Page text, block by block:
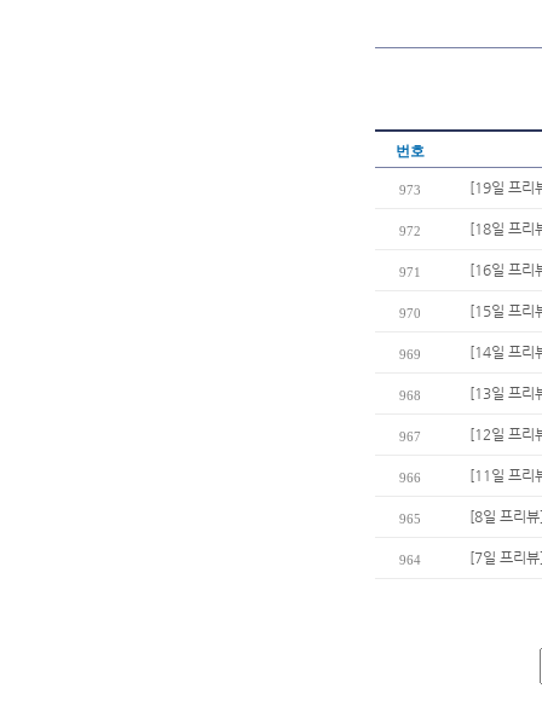
번호
973 [19일 프리
972 [18일 프리
971 [16일 프리
970 [15일 프리
969 [14일 프리
968 [13일 프리
967 [12일 프리
966 [11일 프리
965 [8일 프리
964 [7일 프리